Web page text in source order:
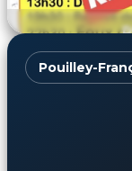
Pouilley-